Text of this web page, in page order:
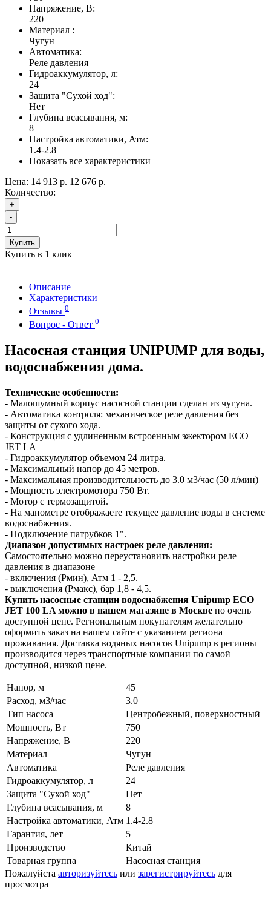
Напряжение, В:
220
Материал :
Чугун
Автоматика:
Реле давления
Гидроаккумулятор, л:
24
Защита "Сухой ход":
Нет
Глубина всасывания, м:
8
Настройка автоматики, Атм:
1.4-2.8
Показать все характеристики
Цена: 14 913 р. 12 676 р.
Количество:
+
-
Купить
Купить в 1 клик
Описание
Характеристики
Отзывы 0
Вопрос - Ответ 0
Насосная станция UNIPUMP для воды,
водоснабжения дома.
Технические особенности:
- Малошумный корпус насосной станции сделан из чугуна.
- Автоматика контроля: механическое реле давления без
защиты от сухого хода.
- Конструкция с удлиненным встроенным эжектором ECO
JET LA
- Гидроаккумулятор объемом 24 литра.
- Максимальный напор до 45 метров.
- Максимальная производительность до 3.0 м3/час (50 л/мин)
- Мощность электромотора 750 Вт.
- Мотор с термозащитой.
- На манометре отображаете текущее давление воды в системе
водоснабжения.
- Подключение патрубков 1".
Диапазон допустимых настроек реле давления:
Самостоятельно можно переустановить настройки реле
давления в диапазоне
- включения (Pмин), Атм 1 - 2,5.
- выключения (Pмакс), бар 1,8 - 4,5.
Купить насосные станции водоснабжения Unipump ECO
JET 100 LA можно в нашем магазине в Москве по очень
доступной цене. Региональным покупателям желательно
оформить заказ на нашем сайте с указанием региона
проживания. Доставка водяных насосов Unipump в регионы
производится через транспортные компании по самой
доступной, низкой цене.
Напор, м
45
Расход, м3/час
3.0
Тип насоса
Центробежный, поверхностный
Мощность, Вт
750
Напряжение, В
220
Материал
Чугун
Автоматика
Реле давления
Гидроаккумулятор, л
24
Защита "Сухой ход"
Нет
Глубина всасывания, м
8
Настройка автоматики, Атм 1.4-2.8
Гарантия, лет
5
Производство
Китай
Товарная группа
Насосная станция
Пожалуйста авторизуйтесь или зарегистрируйтесь для
просмотра